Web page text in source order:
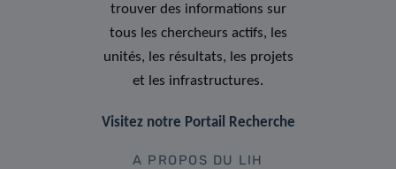
trouver des informations sur
tous les chercheurs actifs, les
unités, les résultats, les projets
et les infrastructures.
Visitez notre Portail Recherche
A PROPOS DU LIH